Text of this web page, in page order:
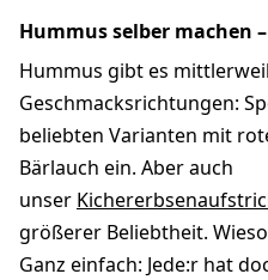
Hummus selber machen
Hummus gibt es
Geschmacksrichtungen:
beliebten Varianten mit
Bärlauch ein. Aber auch
unser
größerer Beliebtheit.
Ganz einfach: Jede:r hat